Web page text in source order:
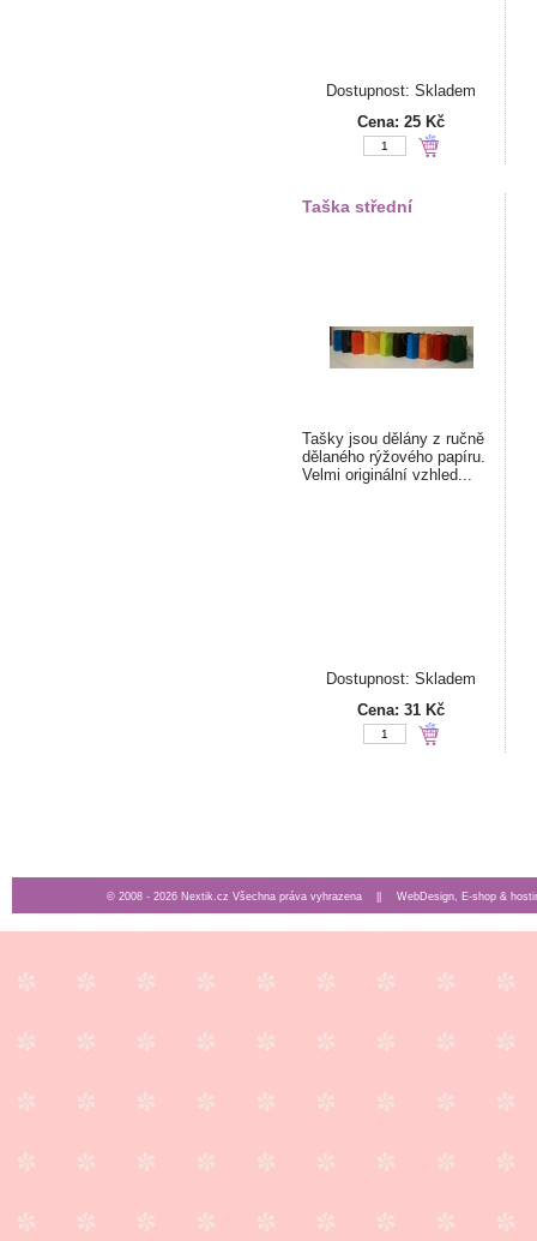
Dostupnost: Skladem
Cena: 25 Kč
Taška střední
Tašky jsou dělány z ručně
dělaného rýžového papíru.
Velmi originální vzhled...
Dostupnost: Skladem
Cena: 31 Kč
© 2008 - 2026 Nextik.cz Všechna práva vyhrazena || WebDesign, E-shop &